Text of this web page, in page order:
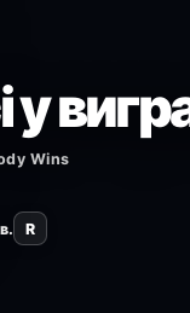
у
Wins
R